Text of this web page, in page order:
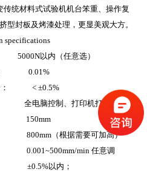
传统材料式试验机机台笨重、操作复
型封板及烤漆处理，更显美观大方。
specifications
以内（任意选）
： 0.01%
： < ±0.5%
电脑控制、打印机打印
： 150mm
800mm（根据需要可加高）
0.001~500mm/min 任意调
： ±0.5%以内；